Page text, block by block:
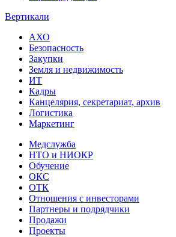
Вертикали
АХО
Безопасность
Закупки
Земля и недвижимость
ИТ
Кадры
Канцелярия, секретариат, архив
Логистика
Маркетинг
Медслужба
НТО и НИОКР
Обучение
ОКС
ОТК
Отношения с инвесторами
Партнеры и подрядчики
Продажи
Проекты